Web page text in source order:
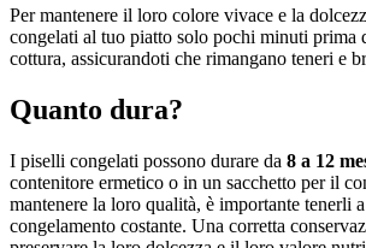
Per mantenere il loro colore vivace e la
congelati al tuo piatto solo pochi minuti prima
cottura, assicurandoti che rimangano teneri e
Quanto dura?
I piselli congelati possono durare da 8 a 12
contenitore ermetico o in un sacchetto per il
mantenere la loro qualità, è importante tenerli
congelamento costante. Una corretta